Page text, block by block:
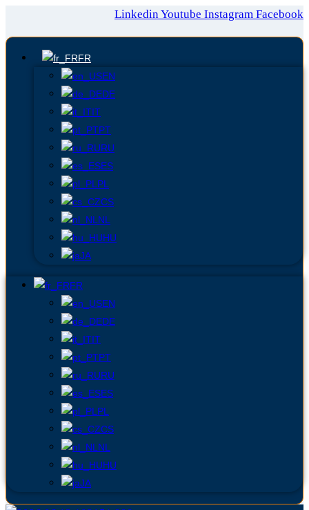
LinkedinYoutube Instagram Facebook
FR
EN
DE
IT
PT
RU
ES
PL
CS
NL
HU
JA
FR
EN
DE
IT
PT
RU
ES
PL
CS
NL
HU
JA